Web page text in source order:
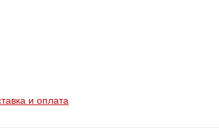
и оплата